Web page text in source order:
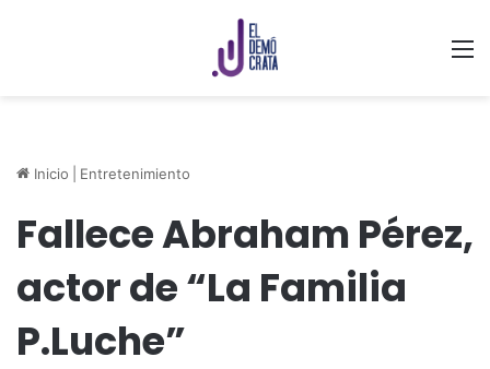
Inicio Entretenimiento
Fallece Abraham Pérez,
actor de “La Familia
P.Luche”